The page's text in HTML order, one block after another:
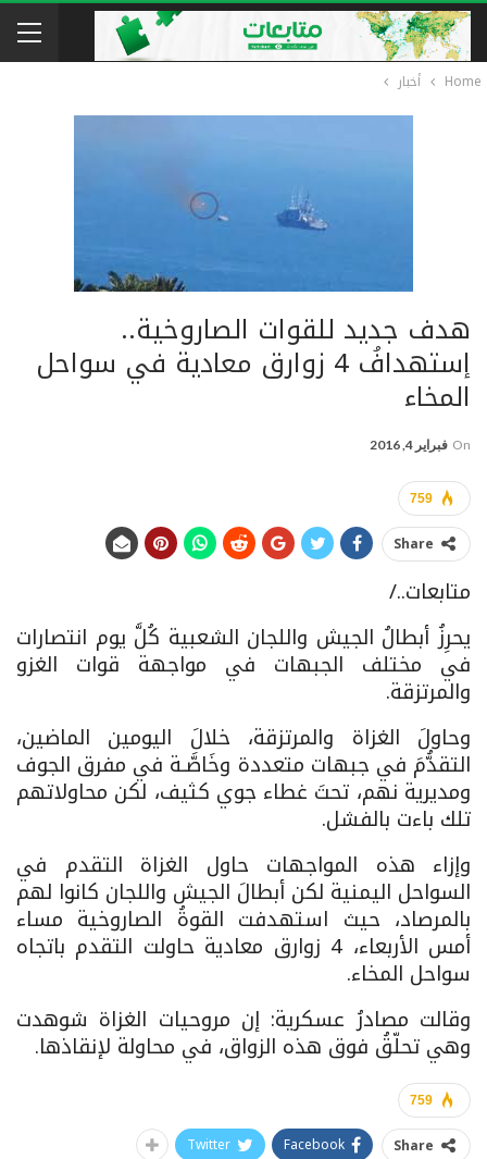
Home أخبار
هدف جديد للقوات الصاروخية..
إستهدافُ 4 زوارق معادية في سواحل
المخاء
On فبراير 4, 2016
759
Share
متابعات../
يحرِزُ أبطالُ الجيش واللجان الشعبية كُلَّ يوم انتصارات
في مختلف الجبهات في مواجهة قوات الغزو
والمرتزقة.
وحاولَ الغزاة والمرتزقة، خلالَ اليومين الماضين،
التقدُّمَ في جبهات متعددة وخَاصَّـة في مفرق الجوف
ومديرية نهم، تحتَ غطاء جوي كثيف، لكن محاولاتهم
تلك باءت بالفشل.
وإزاء هذه المواجهات حاول الغزاة التقدم في
السواحل اليمنية لكن أبطالَ الجيش واللجان كانوا لهم
بالمرصاد، حيث استهدفت القوةُ الصاروخية مساء
أمس الأربعاء، 4 زوارق معادية حاولت التقدم باتجاه
سواحل المخاء.
وقالت مصادرُ عسكرية: إن مروحيات الغزاة شوهدت
وهي تحلّقُ فوق هذه الزواق، في محاولة لإنقاذها.
759
Share
Facebook
Twitter